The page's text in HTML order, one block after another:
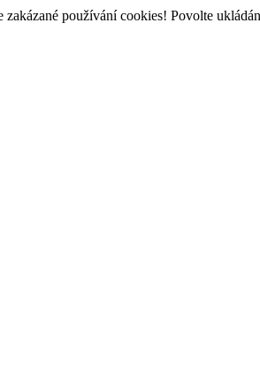
zakázané používání cookies! Povolte